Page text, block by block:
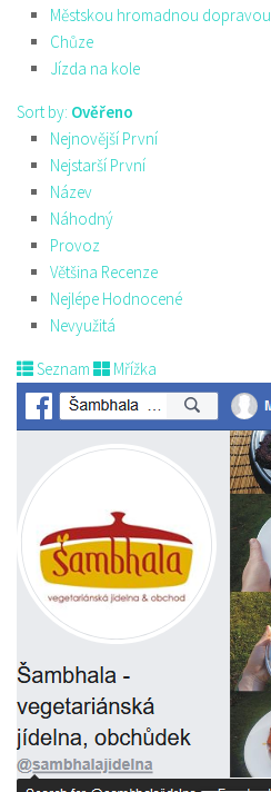
Městskou hromadnou dopravou
Chůze
Jízda na kole
Sort by: Ověřeno
Nejnovější První
Nejstarší První
Název
Náhodný
Provoz
Většina Recenze
Nejlépe Hodnocené
Nevyužitá
Seznam Mřížka